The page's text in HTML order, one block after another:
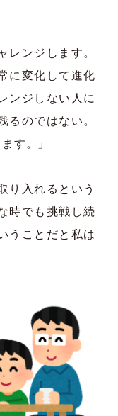
ンジします。
に変化して進化
ンジしない人に
るのではない。
す。」
り入れるという
時でも挑戦し続
うことだと私は